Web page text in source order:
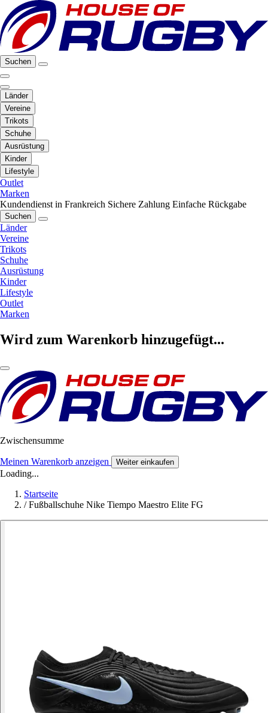
Suchen
Länder
Vereine
Trikots
Schuhe
Ausrüstung
Kinder
Lifestyle
Outlet
Marken
Kundendienst in Frankreich Sichere Zahlung Einfache Rückgabe
Suchen
Länder
Vereine
Trikots
Schuhe
Ausrüstung
Kinder
Lifestyle
Outlet
Marken
Wird zum Warenkorb hinzugefügt...
Zwischensumme
Meinen Warenkorb anzeigen Weiter einkaufen
Loading...
Startseite
/ Fußballschuhe Nike Tiempo Maestro Elite FG